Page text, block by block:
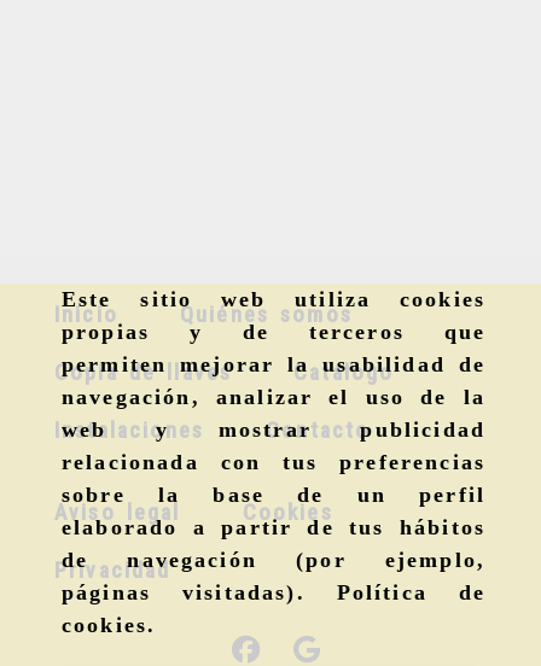
Este sitio web utiliza cookies
propias y de terceros que
permiten mejorar la usabilidad de
navegación, analizar el uso de la
web y mostrar publicidad
relacionada con tus preferencias
sobre la base de un perfil
elaborado a partir de tus hábitos
de navegación (por ejemplo,
páginas visitadas). Política de
cookies.
Inicio Quiénes somos
Copia de llaves Catálogo
Instalaciones Contacto
Aviso legal Cookies
Privacidad